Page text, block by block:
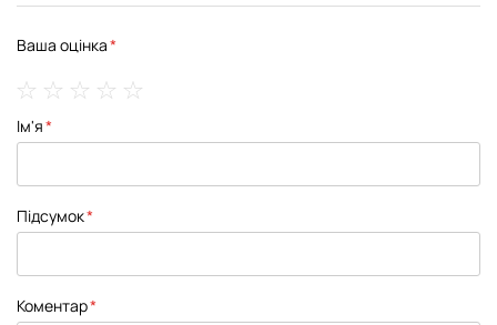
Ваша оцінка
star
stars
stars
stars
stars
Ім'я
Підсумок
Коментар